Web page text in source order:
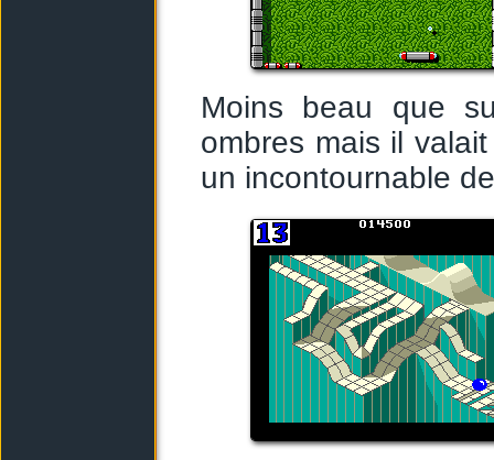
Moins beau que
ombres mais il
un incontournable